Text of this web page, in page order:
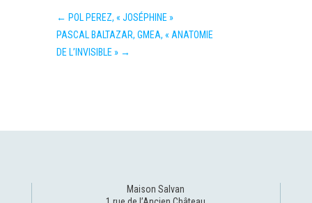
← POL PEREZ, « JOSÉPHINE »
PASCAL BALTAZAR, GMEA, « ANATOMIE
DE L’INVISIBLE »→
Maison Salvan